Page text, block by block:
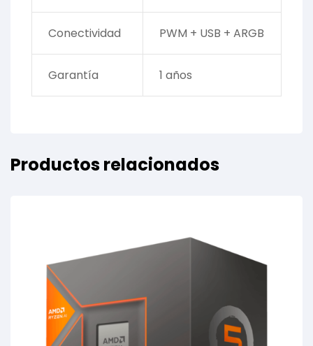
Conectividad PWM + USB + ARGB
Garantía 1 años
Productos relacionados